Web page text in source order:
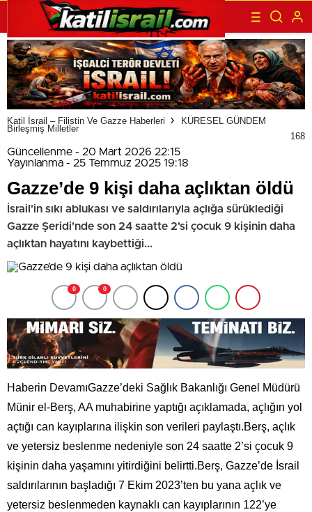
Katil İsrail – Filistin Ve Gazze Haberleri KÜRESEL GÜNDEM
Birleşmiş Milletler
168
Güncellenme - 20 Mart 2026 22:15
Yayınlanma - 25 Temmuz 2025 19:18
Gazze’de 9 kişi daha açlıktan öldü
İsrail'in sıkı ablukası ve saldırılarıyla açlığa sürüklediği
Gazze Şeridi'nde son 24 saatte 2'si çocuk 9 kişinin daha
açlıktan hayatını kaybettiği...
0 0
Haberin DevamıGazze’deki Sağlık Bakanlığı Genel Müdürü
Münir el-Berş, AA muhabirine yaptığı açıklamada, açlığın yol
açtığı can kayıplarına ilişkin son verileri paylaştı.Berş, açlık
ve yetersiz beslenme nedeniyle son 24 saatte 2’si çocuk 9
kişinin daha yaşamını yitirdiğini belirtti.Berş, Gazze’de İsrail
saldırılarının başladığı 7 Ekim 2023’ten bu yana açlık ve
yetersiz beslenmeden kaynaklı can kayıplarının 122’ye